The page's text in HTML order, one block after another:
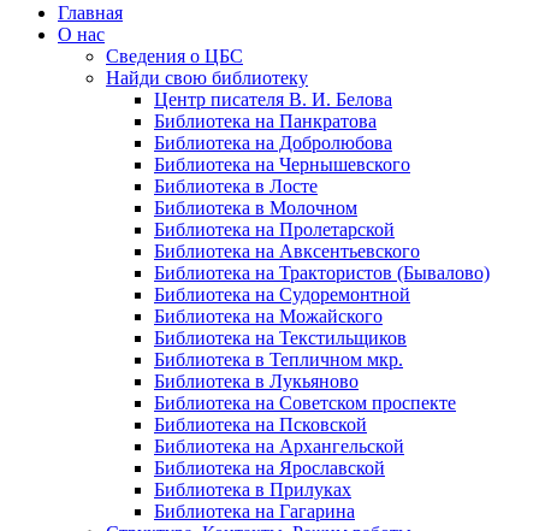
Главная
О нас
Сведения о ЦБС
Найди свою библиотеку
Центр писателя В. И. Белова
Библиотека на Панкратова
Библиотека на Добролюбова
Библиотека на Чернышевского
Библиотека в Лосте
Библиотека в Молочном
Библиотека на Пролетарской
Библиотека на Авксентьевского
Библиотека на Трактористов (Бывалово)
Библиотека на Судоремонтной
Библиотека на Можайского
Библиотека на Текстильщиков
Библиотека в Тепличном мкр.
Библиотека в Лукьяново
Библиотека на Советском проспекте
Библиотека на Псковской
Библиотека на Архангельской
Библиотека на Ярославской
Библиотека в Прилуках
Библиотека на Гагарина